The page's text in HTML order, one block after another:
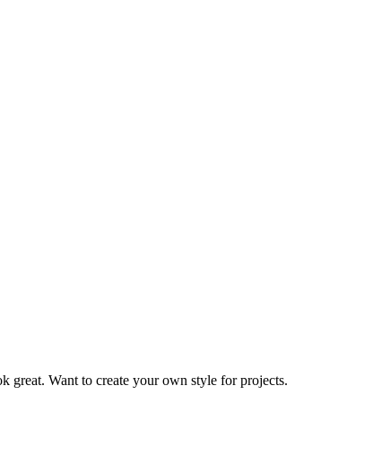
great. Want to create your own style for projects.